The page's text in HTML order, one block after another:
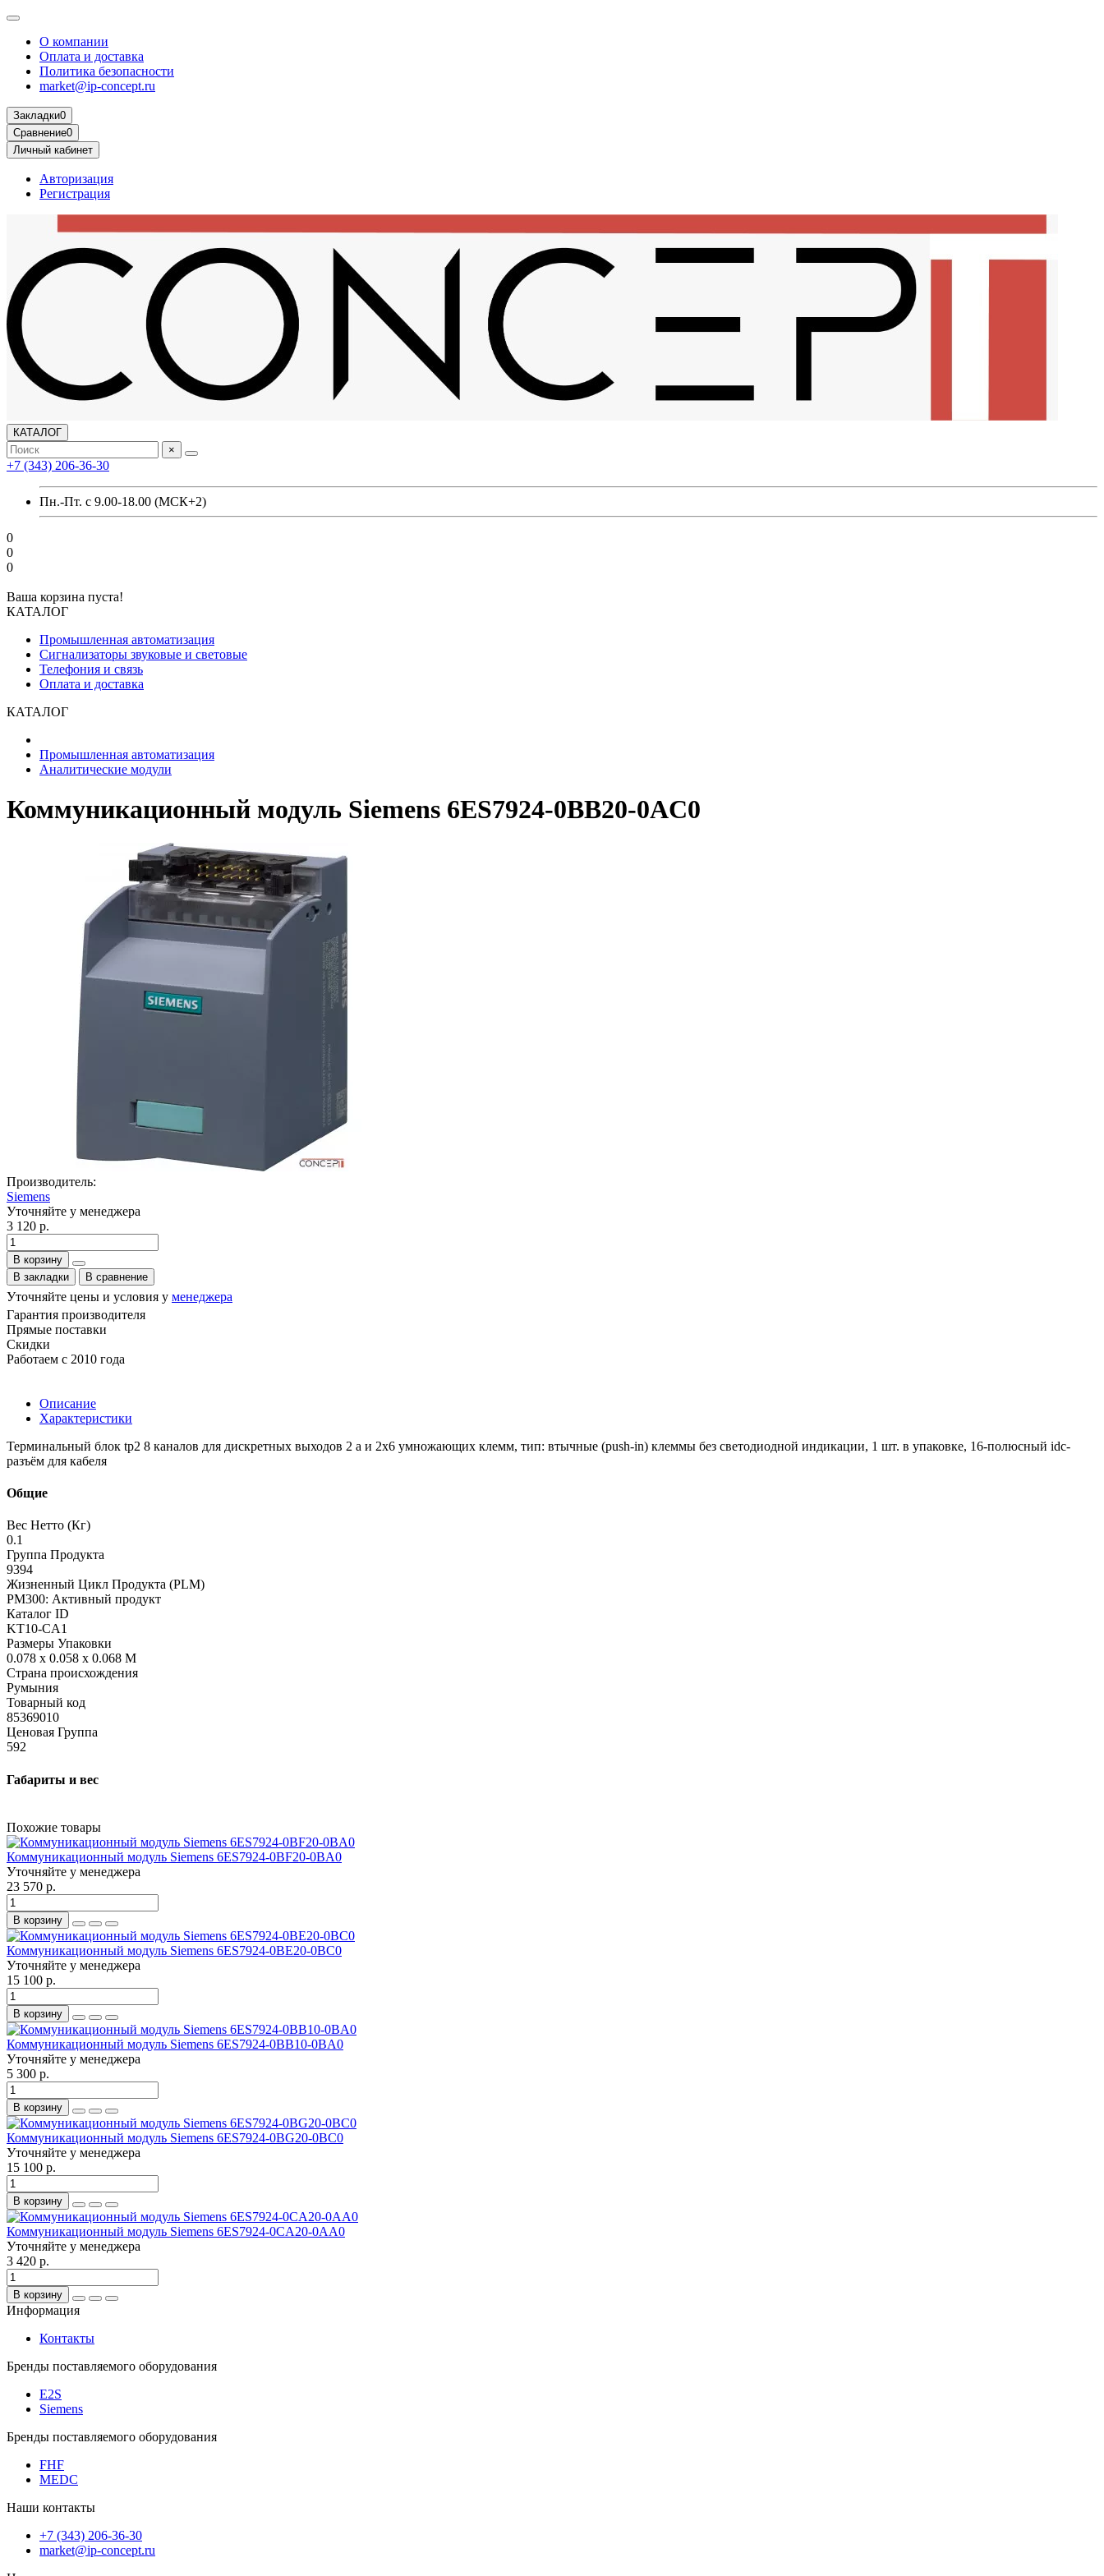
О компании
Оплата и доставка
Политика безопасности
market@ip-concept.ru
Закладки0
Сравнение0
Личный кабинет
Авторизация
Регистрация
КАТАЛОГ
×
+7 (343) 206-36-30
Пн.-Пт. с 9.00-18.00 (МСК+2)
0
0
0
Ваша корзина пуста!
КАТАЛОГ
Промышленная автоматизация
Сигнализаторы звуковые и световые
Телефония и связь
Оплата и доставка
КАТАЛОГ
Промышленная автоматизация
Аналитические модули
Коммуникационный модуль Siemens 6ES7924-0BB20-0AC0
Производитель:
Siemens
Уточняйте у менеджера
3 120 р.
В корзину
В закладки
В сравнение
Уточняйте цены и условия у менеджера
Гарантия производителя
Прямые поставки
Скидки
Работаем с 2010 года
Описание
Характеристики
Терминальный блок tp2 8 каналов для дискретных выходов 2 а и 2x6 умножающих клемм, тип: втычные (push-in) клеммы без светодиодной индикации, 1 шт. в упаковке, 16-полюсный idc-
разъём для кабеля
Общие
Вес Нетто (Кг)
0.1
Группа Продукта
9394
Жизненный Цикл Продукта (PLM)
PM300: Активный продукт
Каталог ID
KT10-CA1
Размеры Упаковки
0.078 x 0.058 x 0.068 M
Страна происхождения
Румыния
Товарный код
85369010
Ценовая Группа
592
Габариты и вес
Похожие товары
Коммуникационный модуль Siemens 6ES7924-0BF20-0BA0
Уточняйте у менеджера
23 570 р.
В корзину
Коммуникационный модуль Siemens 6ES7924-0BE20-0BC0
Уточняйте у менеджера
15 100 р.
В корзину
Коммуникационный модуль Siemens 6ES7924-0BB10-0BA0
Уточняйте у менеджера
5 300 р.
В корзину
Коммуникационный модуль Siemens 6ES7924-0BG20-0BC0
Уточняйте у менеджера
15 100 р.
В корзину
Коммуникационный модуль Siemens 6ES7924-0CA20-0AA0
Уточняйте у менеджера
3 420 р.
В корзину
Информация
Контакты
Бренды поставляемого оборудования
E2S
Siemens
Бренды поставляемого оборудования
FHF
MEDC
Наши контакты
+7 (343) 206-36-30
market@ip-concept.ru